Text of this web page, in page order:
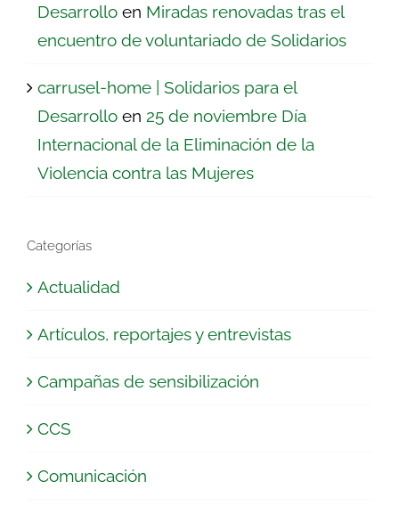
Desarrollo en Miradas renovadas tras el
encuentro de voluntariado de Solidarios
carrusel-home | Solidarios para el
Desarrollo en 25 de noviembre Día
Internacional de la Eliminación de la
Violencia contra las Mujeres
Categorías
Actualidad
Artículos, reportajes y entrevistas
Campañas de sensibilización
CCS
Comunicación